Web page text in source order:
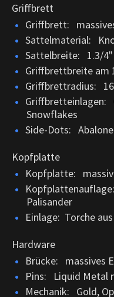
Griffbrett
Griffbrett:
Sattelmaterial:
Sattelbreite: 1.3/4"
Griffbrettbreite am
Griffbrettradius:
Griffbretteinlagen:
Snowflakes
Side-Dots: Abalone
Kopfplatte
Kopfplatte: massiv
Palisander
Einlage: Torche
Hardware
Brücke: massives
Pins: Liquid Metal
Mechanik: Gold,